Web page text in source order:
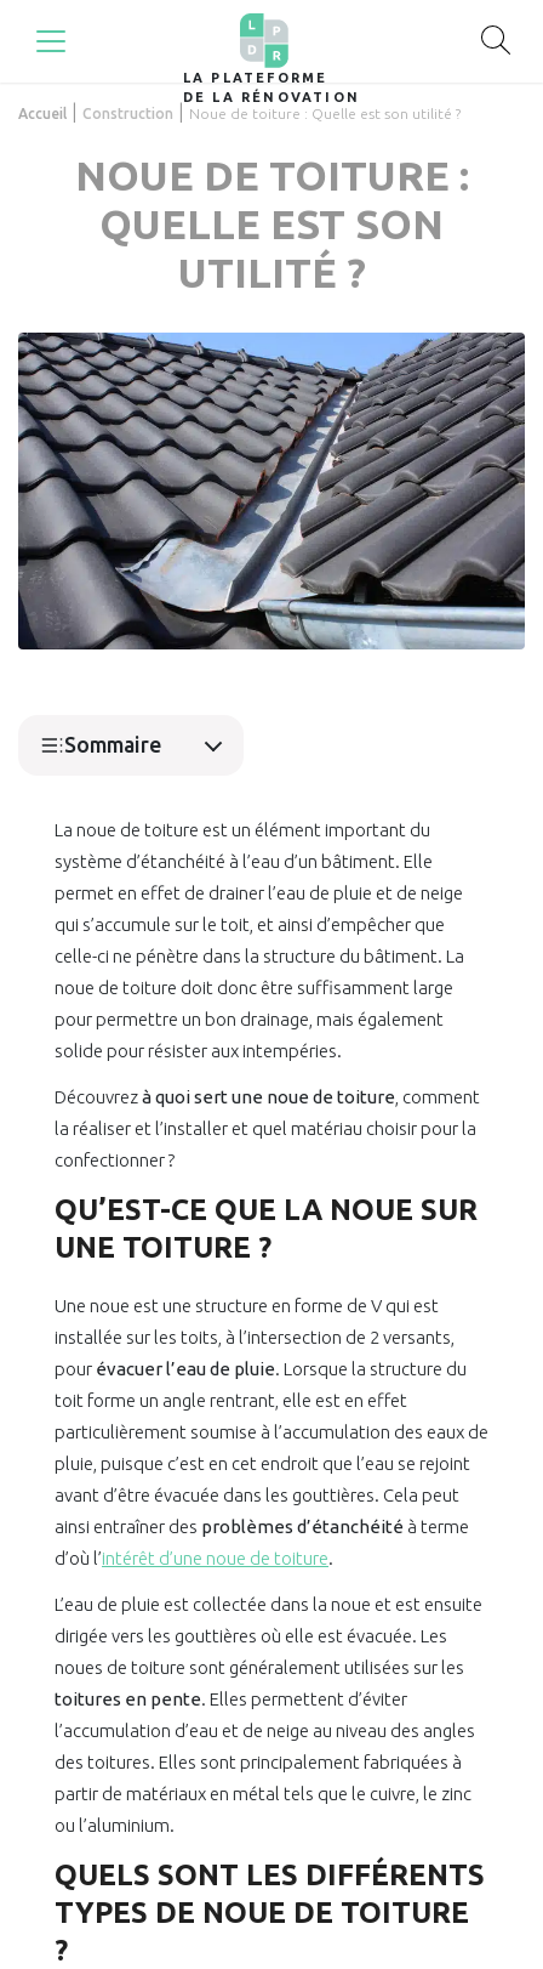
LA PLATEFORME
DE LA RÉNOVATION
Accueil Construction Noue de toiture : Quelle est son utilité ?
NOUE DE TOITURE :
QUELLE EST SON
UTILITÉ ?
Sommaire
La noue de toiture est un élément important du
système d’étanchéité à l’eau d’un bâtiment. Elle
permet en effet de drainer l’eau de pluie et de neige
qui s’accumule sur le toit, et ainsi d’empêcher que
celle-ci ne pénètre dans la structure du bâtiment. La
noue de toiture doit donc être suffisamment large
pour permettre un bon drainage, mais également
solide pour résister aux intempéries.
Découvrezà quoi sert une noue de toiture , comment
la réaliser et l’installer et quel matériau choisir pour la
confectionner ?
QU’EST-CE QUE LA NOUE SUR
UNE TOITURE ?
Une noue est une structure en forme de V qui est
installée sur les toits, à l’intersection de 2 versants,
pour évacuer l’eau de pluie. Lorsque la structure du
toit forme un angle rentrant, elle est en effet
particulièrement soumise à l’accumulation des eaux de
pluie, puisque c’est en cet endroit que l’eau se rejoint
avant d’être évacuée dans les gouttières. Cela peut
ainsi entraîner des problèmes d’étanchéité à terme
d’où l’intérêt d’une noue de toiture.
L’eau de pluie est collectée dans la noue et est ensuite
dirigée vers les gouttières où elle est évacuée. Les
noues de toiture sont généralement utilisées sur les
toitures en pente. Elles permettent d’éviter
l’accumulation d’eau et de neige au niveau des angles
des toitures. Elles sont principalement fabriquées à
partir de matériaux en métal tels que le cuivre, le zinc
ou l’aluminium.
QUELS SONT LES DIFFÉRENTS
TYPES DE NOUE DE TOITURE
?